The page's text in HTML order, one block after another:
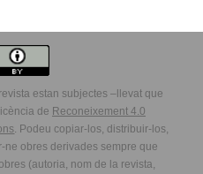
estan subjectes –llevat que
de Reconeixement 4.0
. Podeu copiar-los, distribuir-los,
ne obres derivades sempre que
(autoria, nom de la revista,